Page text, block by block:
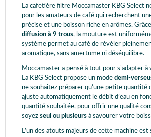
La cafetière filtre Moccamaster KBG Select
pour les amateurs de café qui recherchent
précise et une boisson riche en arômes.
diffusion à 9 trous, la mouture est
système permet au café de révéler
aromatique, sans amertume ni déséquilibre.
Moccamaster a pensé à tout pour s’adapter
La KBG Select propose un mode demi-
ne souhaitez préparer qu’une petite quantité
ajuste automatiquement le débit d’eau en
quantité souhaitée, pour offrir une qualité
soyez seul ou plusieurs à savourer votre
L’un des atouts majeurs de cette machine est